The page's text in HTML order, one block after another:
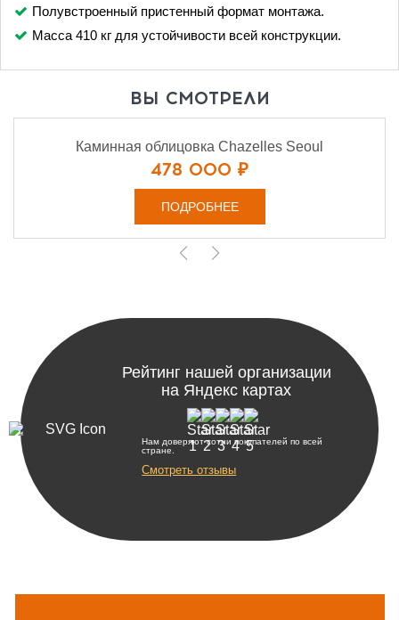
Полувстроенный пристенный формат монтажа.
Масса 410 кг для устойчивости всей конструкции.
ВЫ СМОТРЕЛИ
Каминная облицовка Chazelles Seoul
478 000 ₽
ПОДРОБНЕЕ
Рейтинг нашей организации
на Яндекс картах
Нам доверяют сотни покупателей по всей
стране.
Смотреть отзывы